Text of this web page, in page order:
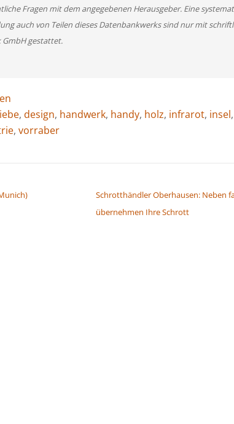
Fragen mit dem angegebenen Herausgeber. Eine
auch von Teilen dieses Datenbankwerks sind nur mit
gestattet.
, design, handwerk, handy, holz, infrarot, insel,
, vorraber
Schrotthändler Oberhausen: Neben
übernehmen Ihre Schrott